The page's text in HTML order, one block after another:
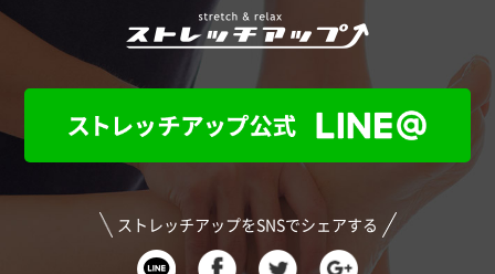
ストレッチアップをSNSでシェアする